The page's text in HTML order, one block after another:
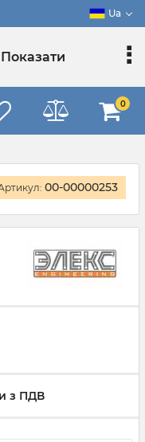
Ua
Показати
0
00-00000253
з ПДВ